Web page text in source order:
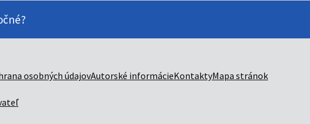
osobných údajovAutorské informácieKontaktyMapa stránok